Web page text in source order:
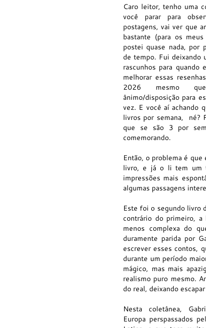
Caro leitor, tenho uma
você parar para
postagens, vai ver que
bastante (para os
postei quase nada, por
de tempo. Fui deixando
rascunhos para quando
melhorar essas
2026 mesmo
ânimo/disposição para
vez. E você aí achando
livros por semana, né?
que se são 3 por
comemorando.
Então, o problema é
livro, e já o li tem um
impressões mais
algumas passagens
Este foi o segundo livro
contrário do primeiro,
menos complexa do
duramente parida por
escrever esses contos,
durante um período
mágico, mas mais
realismo puro mesmo.
do real, deixando
Nesta coletânea,
Europa perspassados